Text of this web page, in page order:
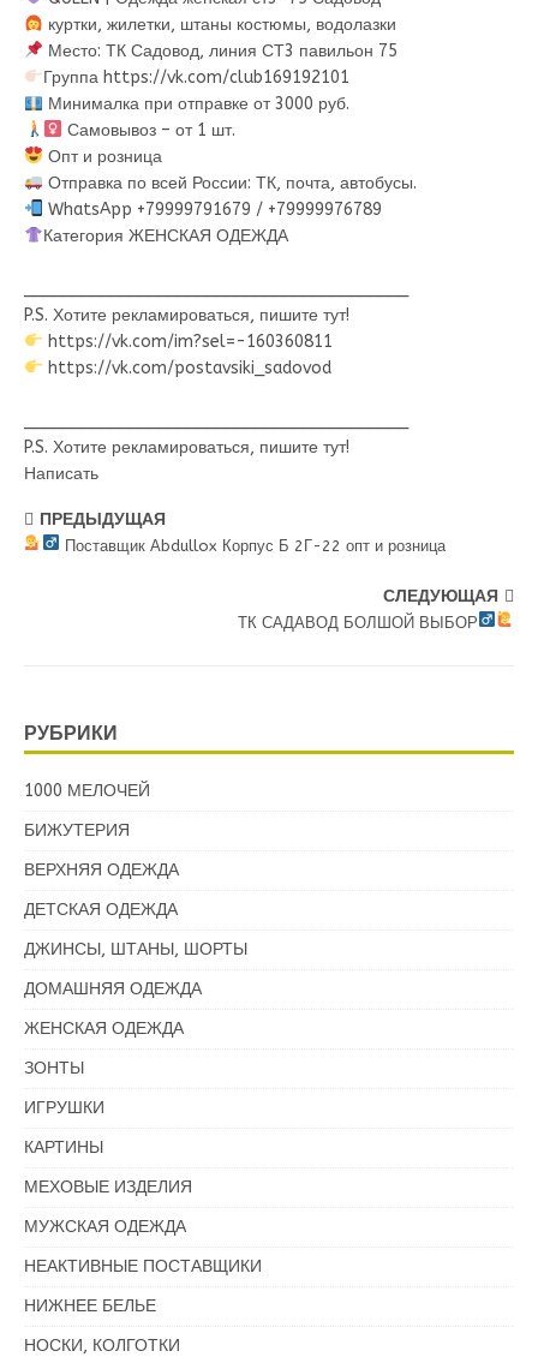
куртки, жилетки, штаны костюмы, водолазки
Место: ТК Садовод, линия СТ3 павильон 75
Группа https://vk.com/club169192101
Минималка при отправке от 3000 руб.
Самовывоз – от 1 шт.
Опт и розница
Отправка по всей России: ТК, почта, автобусы.
WhatsApp +79999791679 / +79999976789
Категория ЖЕНСКАЯ ОДЕЖДА
P.S. Хотите рекламироваться, пишите тут!
https://vk.com/im?sel=-160360811
https://vk.com/postavsiki_sadovod
P.S. Хотите рекламироваться, пишите тут!
Написать
ПРЕДЫДУЩАЯ
Поставщик Аbdullox Корпус Б 2Г-22 опт и розница
СЛЕДУЮЩАЯ
ТК САДАВОД БОЛШОЙ ВЫБОР
РУБРИКИ
1000 МЕЛОЧЕЙ
БИЖУТЕРИЯ
ВЕРХНЯЯ ОДЕЖДА
ДЕТСКАЯ ОДЕЖДА
ДЖИНСЫ, ШТАНЫ, ШОРТЫ
ДОМАШНЯЯ ОДЕЖДА
ЖЕНСКАЯ ОДЕЖДА
ЗОНТЫ
ИГРУШКИ
КАРТИНЫ
МЕХОВЫЕ ИЗДЕЛИЯ
МУЖСКАЯ ОДЕЖДА
НЕАКТИВНЫЕ ПОСТАВЩИКИ
НИЖНЕЕ БЕЛЬЕ
НОСКИ, КОЛГОТКИ